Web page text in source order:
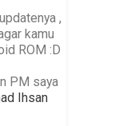
,
kamu
ROM :D
PM saya
Ihsan